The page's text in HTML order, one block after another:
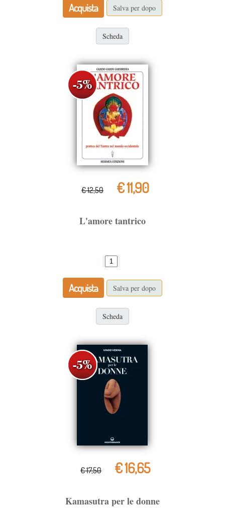
Acquista Salva per dopo
Scheda
€ 12,50 € 11,90
L'amore tantrico
Acquista Salva per dopo
Scheda
€ 17,50 € 16,65
Kamasutra per le donne